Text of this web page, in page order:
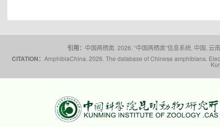
引用： 中国两栖类. 2026. “中国两栖类”信息系统. 中国,
CITATION： AmphibiaChina. 2026. The database of Chinese amphibians.